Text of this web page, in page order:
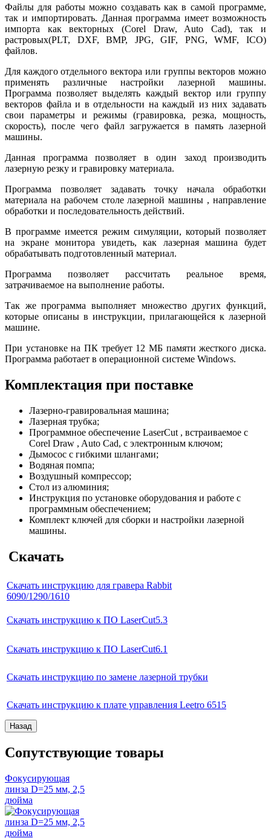
Файлы для работы можно создавать как в самой программе,
так и импортировать. Данная программа имеет возможность
импорта как векторных (Corel Draw, Auto Cad), так и
растровых(PLT, DXF, BMP, JPG, GIF, PNG, WMF, ICO)
файлов.
Для каждого отдельного вектора или группы векторов можно
применять различные настройки лазерной машины.
Программа позволяет выделять каждый вектор или группу
векторов файла и в отдельности на каждый из них задавать
свои параметры и режимы (гравировка, резка, мощность,
скорость), после чего файл загружается в память лазерной
машины.
Данная программа позволяет в один заход производить
лазерную резку и гравировку материала.
Программа позволяет задавать точку начала обработки
материала на рабочем столе лазерной машины , направление
обработки и последовательность действий.
В программе имеется режим симуляции, который позволяет
на экране монитора увидеть, как лазерная машина будет
обрабатывать подготовленный материал.
Программа позволяет рассчитать реальное время,
затрачиваемое на выполнение работы.
Так же программа выполняет множество других функций,
которые описаны в инструкции, прилагающейся к лазерной
машине.
При установке на ПК требует 12 МБ памяти жесткого диска.
Программа работает в операционной системе Windows.
Комплектация при поставке
Лазерно-гравировальная машина;
Лазерная трубка;
Программное обеспечение LaserCut , встраиваемое с
Corel Draw , Auto Cad, с электронным ключом;
Дымосос с гибкими шлангами;
Водяная помпа;
Воздушный компрессор;
Стол из алюминия;
Инструкция по установке оборудования и работе с
программным обеспечением;
Комплект ключей для сборки и настройки лазерной
машины.
Скачать
Скачать инструкцию для гравера Rabbit
6090/1290/1610
Скачать инструкцию к ПО LaserCut5.3
Скачать инструкцию к ПО LaserCut6.1
Скачать инструкцию по замене лазерной трубки
Скачать инструкцию к плате управления Leetro 6515
Сопутствующие товары
Фокусирующая
линза D=25 мм, 2,5
дюйма